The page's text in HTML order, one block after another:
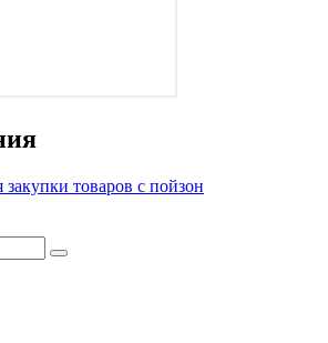
товаров с пойзон